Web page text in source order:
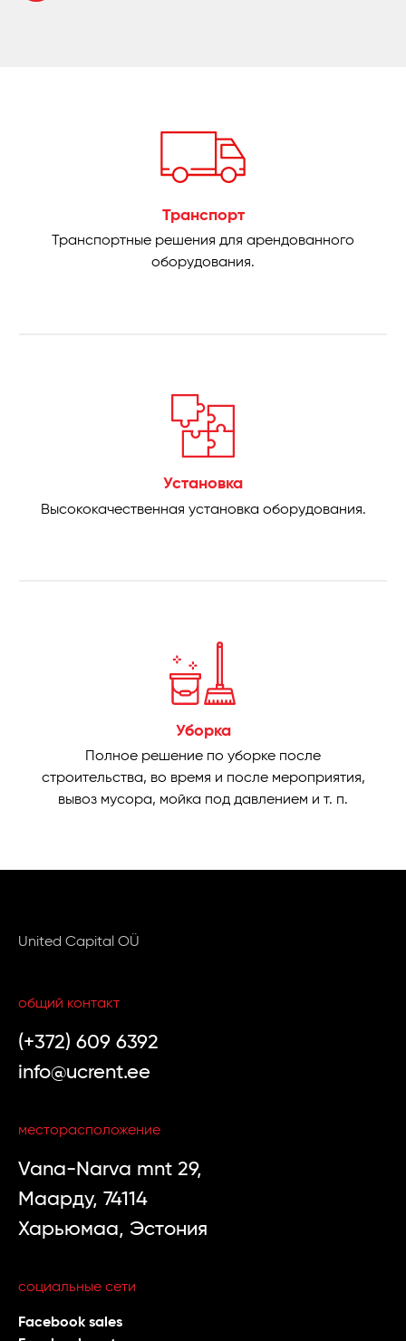
Транспорт
Транспортные решения для арендованного
оборудования.
Установка
Высококачественная установка оборудования.
Уборка
Полное решение по уборке после
строительства, во время и после мероприятия,
вывоз мусора, мойка под давлением и т. п.
United Capital OÜ
общий контакт
(+372) 609 6392
info@ucrent.ee
месторасположение
Vana-Narva mnt 29,
Маарду, 74114
Харьюмаа, Эстония
социальные сети
Facebook sales